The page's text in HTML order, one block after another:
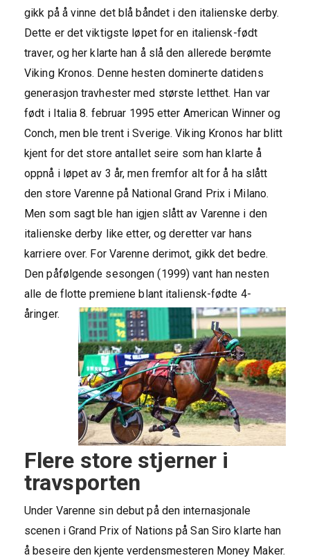
gikk på å vinne det blå båndet i den italienske derby.
Dette er det viktigste løpet for en italiensk-født
traver, og her klarte han å slå den allerede berømte
Viking Kronos. Denne hesten dominerte datidens
generasjon travhester med største letthet. Han var
født i Italia 8. februar 1995 etter American Winner og
Conch, men ble trent i Sverige. Viking Kronos har blitt
kjent for det store antallet seire som han klarte å
oppnå i løpet av 3 år, men fremfor alt for å ha slått
den store Varenne på National Grand Prix i Milano.
Men som sagt ble han igjen slått av Varenne i den
italienske derby like etter, og deretter var hans
karriere over. For Varenne derimot, gikk det bedre.
Den påfølgende sesongen (1999) vant han nesten
alle de flotte premiene blant italiensk-fødte 4-
åringer.
Flere store stjerner i
travsporten
Under Varenne sin debut på den internasjonale
scenen i Grand Prix of Nations på San Siro klarte han
å beseire den kjente verdensmesteren Money Maker.